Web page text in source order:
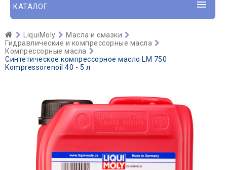
КАТАЛОГ
LiquiMoly
Масла и смазки
Гидравлические и компрессорные масла
Компрессорные масла
Синтетическое компрессорное масло LM 750
Kompressorenoil 40 - 5 л